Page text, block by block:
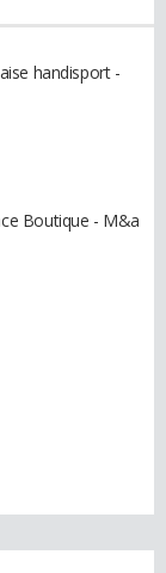
handisport -
Boutique - M&a